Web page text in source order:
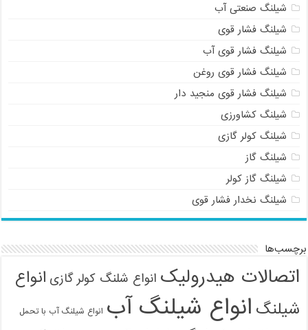
شیلنگ صنعتی آب
شیلنگ فشار قوی
شیلنگ فشار قوی آب
شیلنگ فشار قوی روغن
شیلنگ فشار قوی منجید دار
شیلنگ کشاورزی
شیلنگ کولر گازی
شیلنگ گاز
شیلنگ گاز کولر
شیلنگ نخدار فشار قوی
برچسب‌ها
اتصالات هیدرولیک انواع شلنگ کولر گازی انواع
شیلنگ انواع شیلنگ آب انواع شیلنگ آب با تحمل